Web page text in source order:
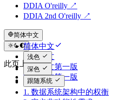
DDIA O'reilly ↗
DDIA 2nd O'reilly ↗
简体中文
简体中文
繁体中文
简体中文第一版
繁体中文第一版
浅色
深色
跟随系统
此页上
序言
1. 数据系统架构中的权衡